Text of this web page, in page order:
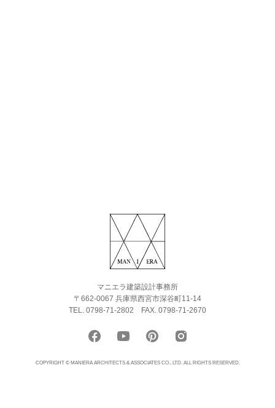
マニエラ建築設計事務所
〒662-0067 兵庫県西宮市深谷町11-14
TEL. 0798-71-2802 FAX. 0798-71-2670
COPYRIGHT © MANIERA ARCHITECTS & ASSOCIATES CO., LTD. ALL RIGHTS RESERVED.